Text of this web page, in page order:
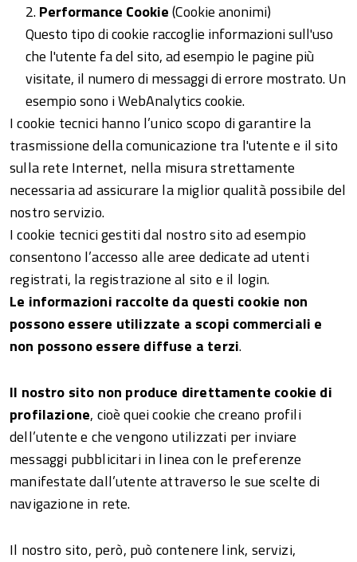
Performance Cookie(Cookie anonimi)
Questo tipo di cookie raccoglie informazioni sull'uso
che l'utente fa del sito, ad esempio le pagine più
visitate, il numero di messaggi di errore mostrato. Un
esempio sono i WebAnalytics cookie.
I cookie tecnici hanno l’unico scopo di garantire la
trasmissione della comunicazione tra l'utente e il sito
sulla rete Internet, nella misura strettamente
necessaria ad assicurare la miglior qualità possibile del
nostro servizio.
I cookie tecnici gestiti dal nostro sito ad esempio
consentono l’accesso alle aree dedicate ad utenti
registrati, la registrazione al sito e il login.
Le informazioni raccolte da questi cookie non
possono essere utilizzate a scopi commerciali e
non possono essere diffuse a terzi.
Il nostro sito non produce direttamente cookie di
profilazione, cioè quei cookie che creano profili
dell’utente e che vengono utilizzati per inviare
messaggi pubblicitari in linea con le preferenze
manifestate dall’utente attraverso le sue scelte di
navigazione in rete.
Il nostro sito, però, può contenere link, servizi,